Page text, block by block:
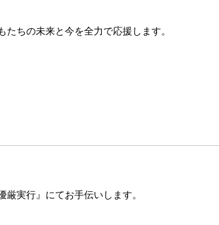
ちの未来と今を全力で応援します。
実行』にてお手伝いします。